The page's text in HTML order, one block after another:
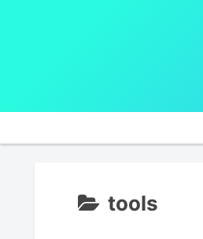
tools